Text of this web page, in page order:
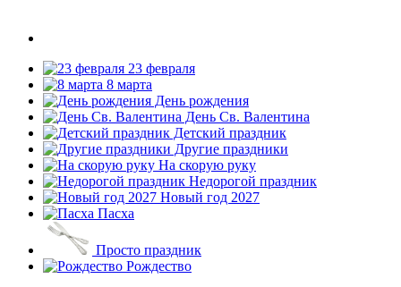
23 февраля
8 марта
День рождения
День Св. Валентина
Детский праздник
Другие праздники
На скорую руку
Недорогой праздник
Новый год 2027
Пасха
Просто праздник
Рождество